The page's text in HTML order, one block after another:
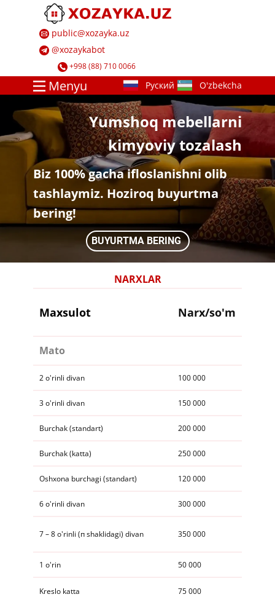
​ ​public@xozayka.uz
​ ​@xozayk​abot
​ ​+998 (88) 710 0066
Menyu
Yumshoq mebellarni
kimyoviy tozalash​
​​​​Biz 100% gacha ifloslanishni olib
tashlaymiz. Hoziroq buyurtma
bering!
BUYURTMA BERING
NARXLAR
Maxsulot Narx/so'm
Mato
​​2 o'rinli divan ​100 000
​​3 o'rinli divan 150 000
​​Burchak (standart) ​200 000
​​Burchak (katta) ​250 000
​​Oshxona burchagi (standart) 120 000
​​6 o'rinli divan 300 000
​​7 – 8 o'rinli (п shaklidagi) divan ​350 000
​​1 o'rin ​50 000
​​Kreslo katta 75 000